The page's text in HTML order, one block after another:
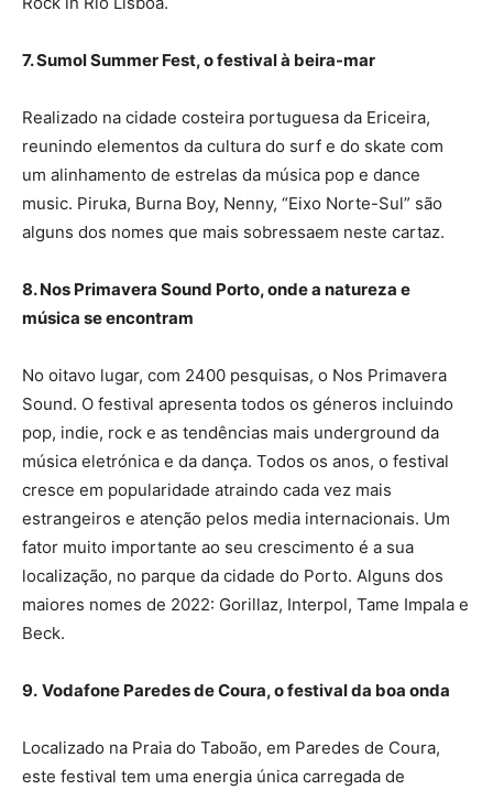
7. Sumol Summer Fest, o festival à beira-mar
Realizado na cidade costeira portuguesa da Ericeira,
reunindo elementos da cultura do surf e do skate com
um alinhamento de estrelas da música pop e dance
music. Piruka, Burna Boy, Nenny, “Eixo Norte-Sul” são
alguns dos nomes que mais sobressaem neste cartaz.
8. Nos Primavera Sound Porto, onde a natureza e
música se encontram
No oitavo lugar, com 2400 pesquisas, o Nos Primavera
Sound. O festival apresenta todos os géneros incluindo
pop, indie, rock e as tendências mais underground da
música eletrónica e da dança. Todos os anos, o festival
cresce em popularidade atraindo cada vez mais
estrangeiros e atenção pelos media internacionais. Um
fator muito importante ao seu crescimento é a sua
localização, no parque da cidade do Porto. Alguns dos
maiores nomes de 2022: Gorillaz, Interpol, Tame Impala e
Beck.
9. Vodafone Paredes de Coura, o festival da boa onda
Localizado na Praia do Taboão, em Paredes de Coura,
este festival tem uma energia única carregada de